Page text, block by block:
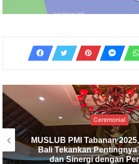
Ceremonial
PMI Kabupaten
Musyawarah Luar Biasa, I
Terpilih sebagai